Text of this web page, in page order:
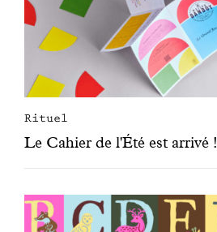
Rituel
Le Cahier de l'Été est arrivé !